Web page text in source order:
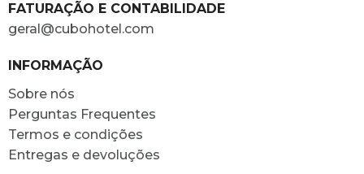
FATURAÇÃO E CONTABILIDADE
geral@cubohotel.com
INFORMAÇÃO
Sobre nós
Perguntas Frequentes
Termos e condições
Entregas e devoluções